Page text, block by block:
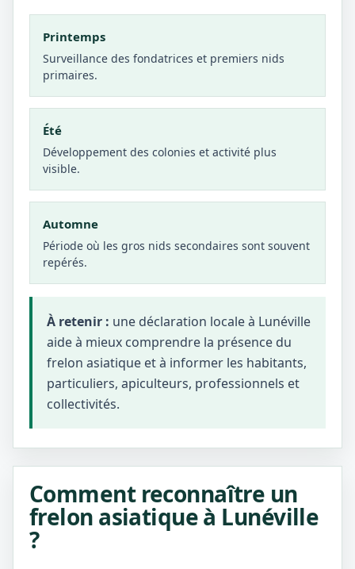
Printemps
Surveillance des fondatrices et premiers nids
primaires.
Été
Développement des colonies et activité plus
visible.
Automne
Période où les gros nids secondaires sont souvent
repérés.
À retenir : une déclaration locale à Lunéville
aide à mieux comprendre la présence du
frelon asiatique et à informer les habitants,
particuliers, apiculteurs, professionnels et
collectivités.
Comment reconnaître un
frelon asiatique à Lunéville
?